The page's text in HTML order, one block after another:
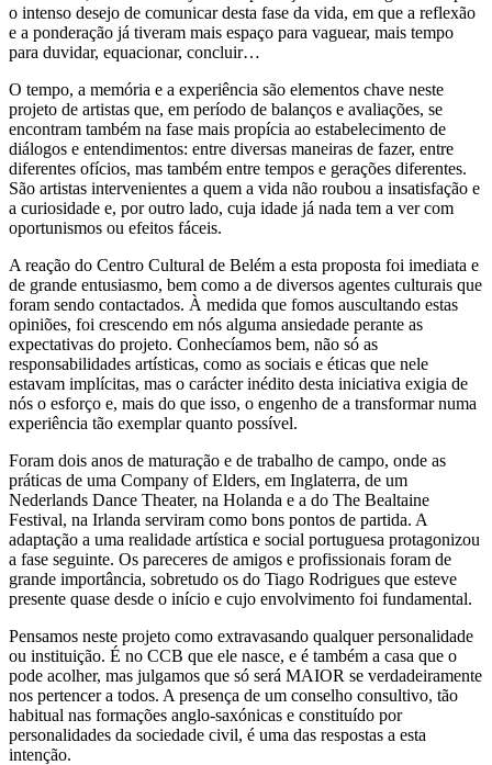
o intenso desejo de comunicar desta fase da vida, em que a reflexão
e a ponderação já tiveram mais espaço para vaguear, mais tempo
para duvidar, equacionar, concluir…
O tempo, a memória e a experiência são elementos chave neste
projeto de artistas que, em período de balanços e avaliações, se
encontram também na fase mais propícia ao estabelecimento de
diálogos e entendimentos: entre diversas maneiras de fazer, entre
diferentes ofícios, mas também entre tempos e gerações diferentes.
São artistas intervenientes a quem a vida não roubou a insatisfação e
a curiosidade e, por outro lado, cuja idade já nada tem a ver com
oportunismos ou efeitos fáceis.
A reação do Centro Cultural de Belém a esta proposta foi imediata e
de grande entusiasmo, bem como a de diversos agentes culturais que
foram sendo contactados. À medida que fomos auscultando estas
opiniões, foi crescendo em nós alguma ansiedade perante as
expectativas do projeto. Conhecíamos bem, não só as
responsabilidades artísticas, como as sociais e éticas que nele
estavam implícitas, mas o carácter inédito desta iniciativa exigia de
nós o esforço e, mais do que isso, o engenho de a transformar numa
experiência tão exemplar quanto possível.
Foram dois anos de maturação e de trabalho de campo, onde as
práticas de uma Company of Elders, em Inglaterra, de um
Nederlands Dance Theater, na Holanda e a do The Bealtaine
Festival, na Irlanda serviram como bons pontos de partida. A
adaptação a uma realidade artística e social portuguesa protagonizou
a fase seguinte. Os pareceres de amigos e profissionais foram de
grande importância, sobretudo os do Tiago Rodrigues que esteve
presente quase desde o início e cujo envolvimento foi fundamental.
Pensamos neste projeto como extravasando qualquer personalidade
ou instituição. É no CCB que ele nasce, e é também a casa que o
pode acolher, mas julgamos que só será MAIOR se verdadeiramente
nos pertencer a todos. A presença de um conselho consultivo, tão
habitual nas formações anglo-saxónicas e constituído por
personalidades da sociedade civil, é uma das respostas a esta
intenção.